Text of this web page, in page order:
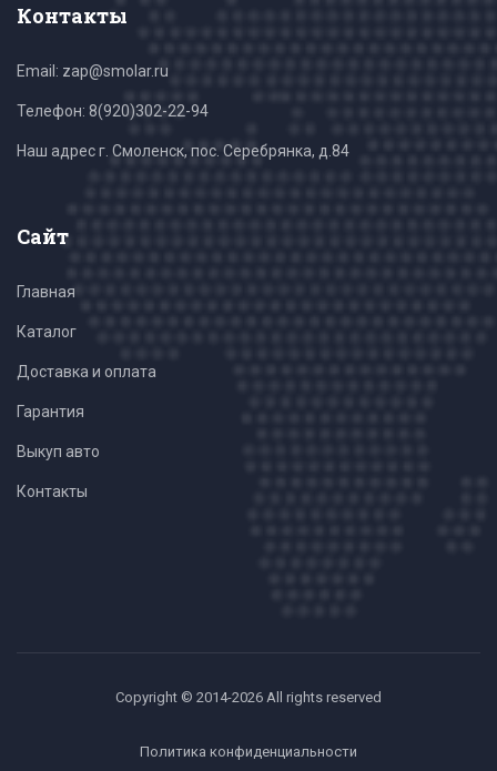
Контакты
Email: zap@smolar.ru
Телефон: 8(920)302-22-94
Наш адрес г. Смоленск, пос. Серебрянка, д.84
Сайт
Главная
Каталог
Доставка и оплата
Гарантия
Выкуп авто
Контакты
Copyright © 2014-2026 All rights reserved
Политика конфиденциальности